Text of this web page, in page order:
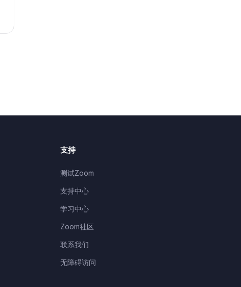
支持
测试Zoom
支持中心
学习中心
Zoom社区
联系我们
无障碍访问